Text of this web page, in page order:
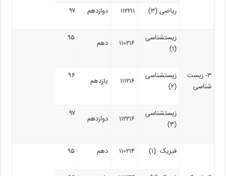
ریاضی (۳) ۱۱۲۲۱۱ دوازدهم ۹۷
۳- زیست
شناسی
زیست­شناسی
(۱)
۱۱۰۲۱۶ دهم
۹۵
زیست­شناسی
(۲)
۱۱۱۲۱۶ یازدهم
۹۶
زیست­شناسی
(۳)
۱۱۲۲۱۶ دوازدهم
۹۷
فیزیک (۱) ۱۱۰۲۱۴ دهم ۹۵